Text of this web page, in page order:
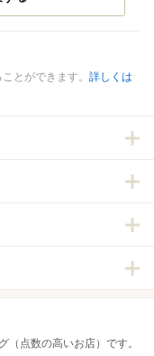
とができます。 詳しくは
（点数の高いお店）です。